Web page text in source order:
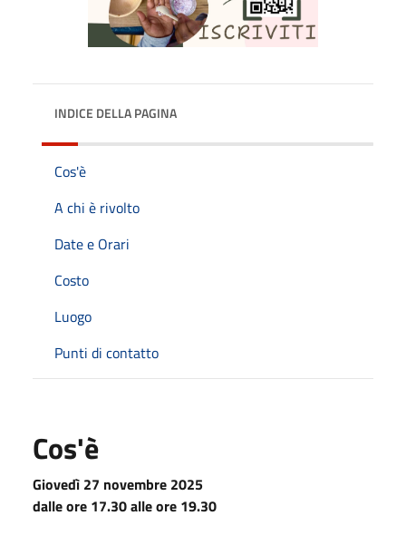
INDICE DELLA PAGINA
Cos'è
A chi è rivolto
Date e Orari
Costo
Luogo
Punti di contatto
Cos'è
Giovedì 27 novembre 2025
dalle ore 17.30 alle ore 19.30